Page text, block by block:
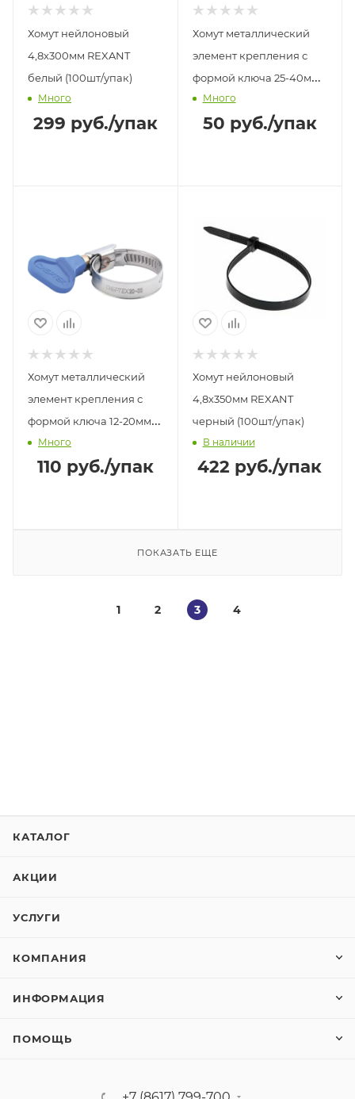
Хомут нейлоновый
4,8х300мм REXANT
белый (100шт/упак)
Много
299 руб./упак
Хомут металлический
элемент крепления с
формой ключа 25-40мм
СИБРТЕХ (2шт)
Много
50 руб./упак
Хомут металлический
элемент крепления с
формой ключа 12-20мм
(4шт)
Много
110 руб./упак
Хомут нейлоновый
4,8х350мм REXANT
черный (100шт/упак)
В наличии
422 руб./упак
ПОКАЗАТЬ ЕЩЕ
1 2 3 4
КАТАЛОГ
АКЦИИ
УСЛУГИ
КОМПАНИЯ
ИНФОРМАЦИЯ
ПОМОЩЬ